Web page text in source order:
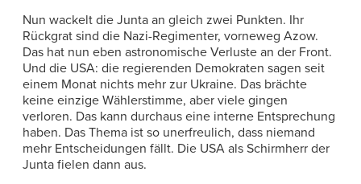
Nun wackelt die Junta an gleich zwei Punkten. Ihr
Rückgrat sind die Nazi-Regimenter, vorneweg Azow.
Das hat nun eben astronomische Verluste an der Front.
Und die USA: die regierenden Demokraten sagen seit
einem Monat nichts mehr zur Ukraine. Das brächte
keine einzige Wählerstimme, aber viele gingen
verloren. Das kann durchaus eine interne Entsprechung
haben. Das Thema ist so unerfreulich, dass niemand
mehr Entscheidungen fällt. Die USA als Schirmherr der
Junta fielen dann aus.